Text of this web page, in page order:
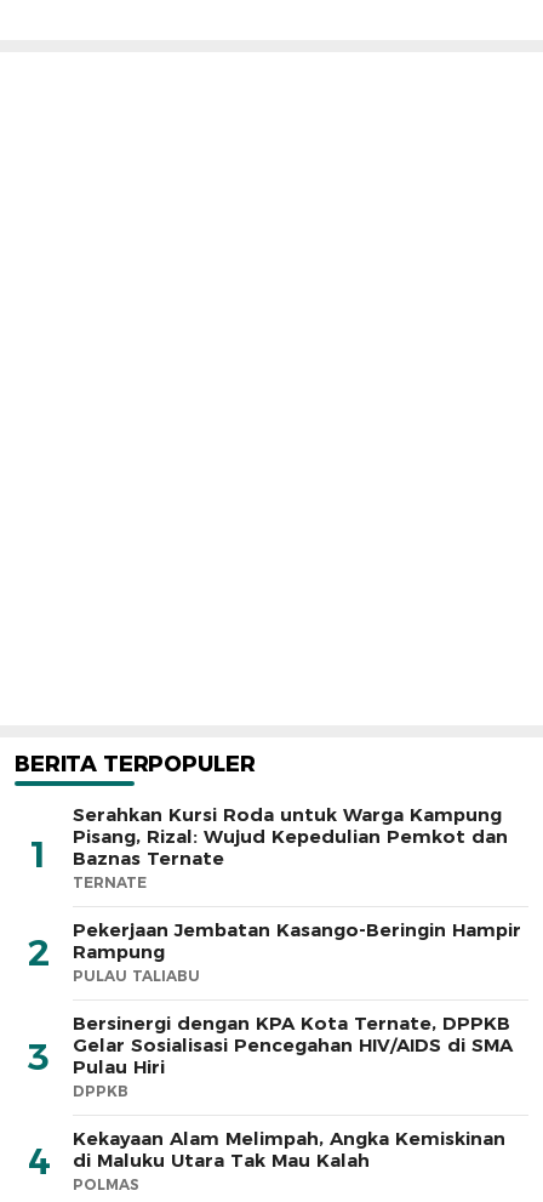
BERITA TERPOPULER
1
Serahkan Kursi Roda untuk Warga Kampung
Pisang, Rizal: Wujud Kepedulian Pemkot dan
Baznas Ternate
TERNATE
2
Pekerjaan Jembatan Kasango-Beringin Hampir
Rampung
PULAU TALIABU
3
Bersinergi dengan KPA Kota Ternate, DPPKB
Gelar Sosialisasi Pencegahan HIV/AIDS di SMA
Pulau Hiri
DPPKB
4
Kekayaan Alam Melimpah, Angka Kemiskinan
di Maluku Utara Tak Mau Kalah
POLMAS